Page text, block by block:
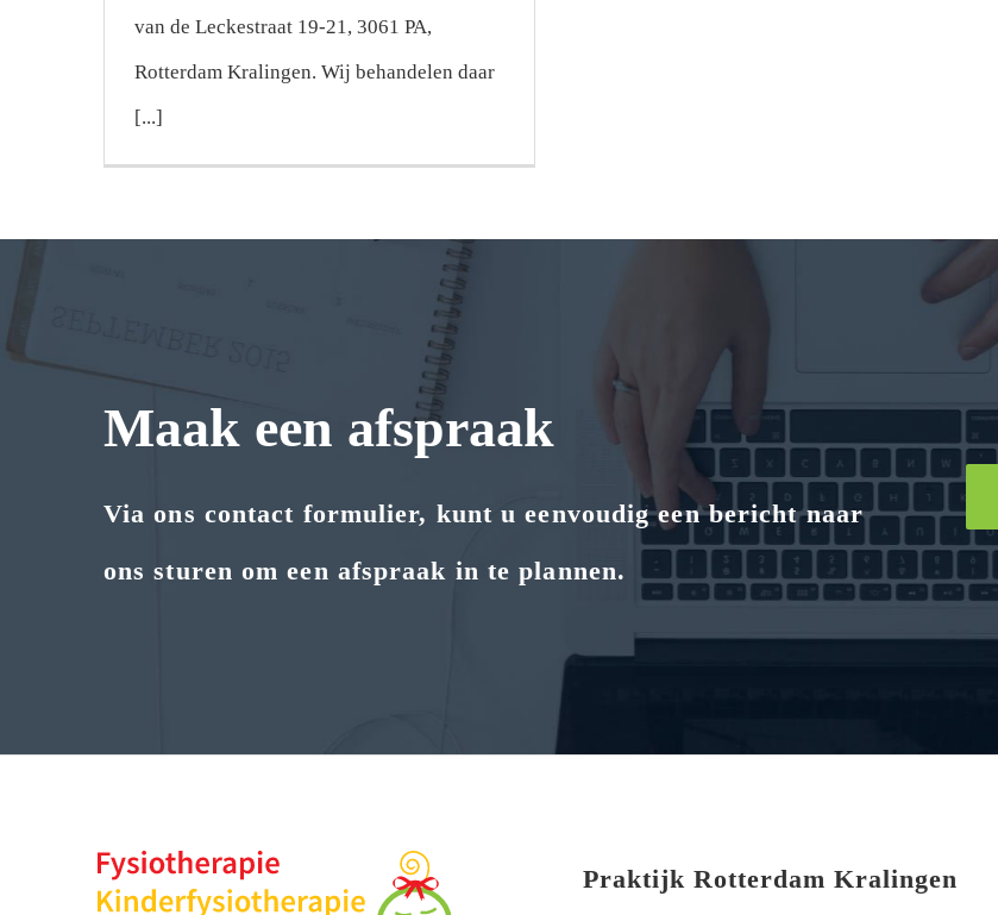
van de Leckestraat 19-21, 3061 PA,
Rotterdam Kralingen. Wij behandelen daar
[...]
Maak een afspraak
Via ons contact formulier, kunt u eenvoudig een bericht naar
ons sturen om een afspraak in te plannen.
Praktijk Rotterdam Kralingen